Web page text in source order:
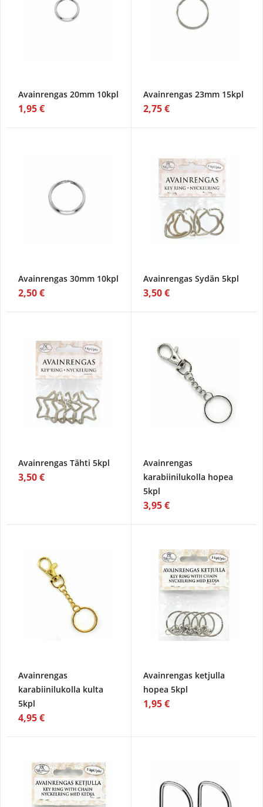
Avainrengas 20mm 10kpl
1,95 €
Avainrengas 23mm 15kpl
2,75 €
Avainrengas 30mm 10kpl
2,50 €
Avainrengas Sydän 5kpl
3,50 €
Avainrengas Tähti 5kpl
3,50 €
Avainrengas
karabiinilukolla hopea
5kpl
3,95 €
Avainrengas
karabiinilukolla kulta
5kpl
4,95 €
Avainrengas ketjulla
hopea 5kpl
1,95 €